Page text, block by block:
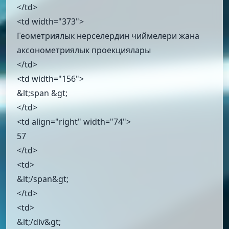
</td>
<td width="373">
Геометриялык нерселердин чиймелери жана
аксонометриялык проекциялары
</td>
<td width="156">
&lt;span &gt;
</td>
<td align="right" width="74">
57
</td>
<td>
&lt;/span&gt;
</td>
<td>
&lt;/div&gt;